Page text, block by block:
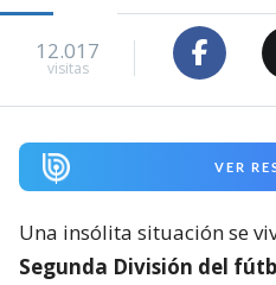
12.017
visitas
VER
Una insólita situación se
Segunda División del